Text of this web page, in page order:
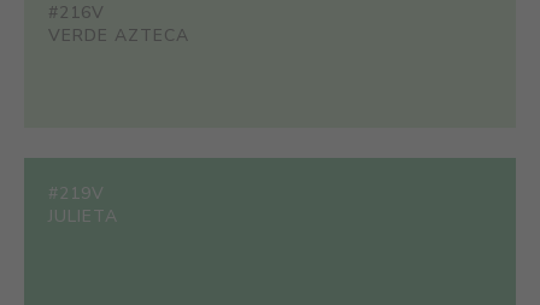
#216V
VERDE AZTECA
#219V
JULIETA